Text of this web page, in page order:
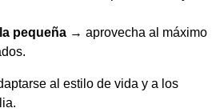
pequeña → aprovecha al máximo
al estilo de vida y a los